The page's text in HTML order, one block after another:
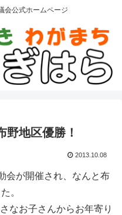
会公式ホームページ
野地区優勝！
2013.10.08
会が開催され、なんと布
。
なお子さんからお年寄り